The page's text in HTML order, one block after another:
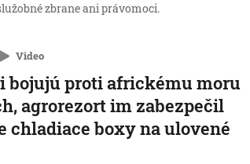
zbrane ani právomoci.
Video
bojujú proti africkému moru
agrorezort im zabezpečil
chladiace boxy na ulovené